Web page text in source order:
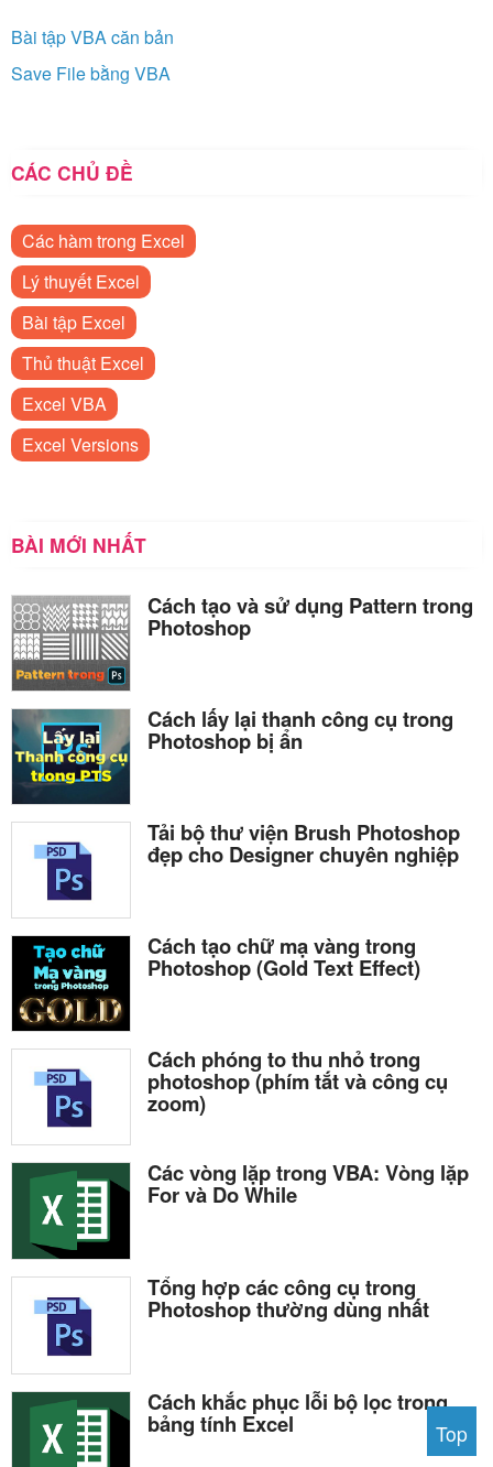
Bài tập VBA căn bản
Save File bằng VBA
CÁC CHỦ ĐỀ
Các hàm trong Excel
Lý thuyết Excel
Bài tập Excel
Thủ thuật Excel
Excel VBA
Excel Versions
BÀI MỚI NHẤT
Cách tạo và sử dụng Pattern trong
Photoshop
Cách lấy lại thanh công cụ trong
Photoshop bị ẩn
Tải bộ thư viện Brush Photoshop
đẹp cho Designer chuyên nghiệp
Cách tạo chữ mạ vàng trong
Photoshop (Gold Text Effect)
Cách phóng to thu nhỏ trong
photoshop (phím tắt và công cụ
zoom)
Các vòng lặp trong VBA: Vòng lặp
For và Do While
Tổng hợp các công cụ trong
Photoshop thường dùng nhất
Cách khắc phục lỗi bộ lọc trong
bảng tính Excel Top